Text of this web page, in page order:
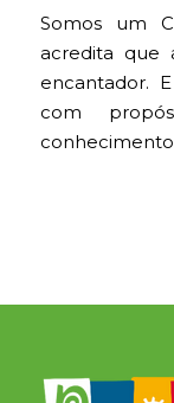
Somos um
acredita
encantador.
com